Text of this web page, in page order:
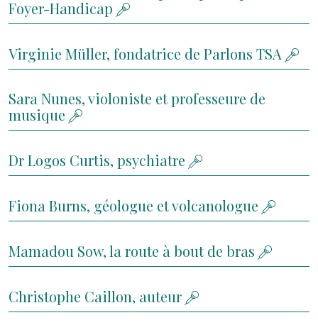
Foyer-Handicap
Virginie Müller, fondatrice de Parlons TSA
Sara Nunes, violoniste et professeure de
musique
Dr Logos Curtis, psychiatre
Fiona Burns, géologue et volcanologue
Mamadou Sow, la route à bout de bras
Christophe Caillon, auteur